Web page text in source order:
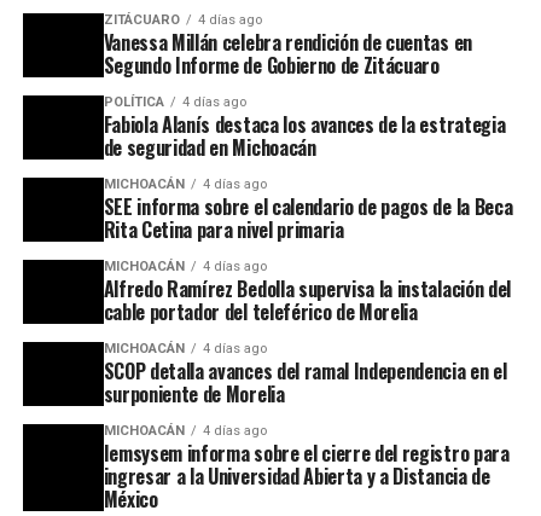
ZITÁCUARO 4 días ago
Vanessa Millán celebra rendición de cuentas en
Segundo Informe de Gobierno de Zitácuaro
POLÍTICA 4 días ago
Fabiola Alanís destaca los avances de la estrategia
de seguridad en Michoacán
MICHOACÁN 4 días ago
SEE informa sobre el calendario de pagos de la Beca
Rita Cetina para nivel primaria
MICHOACÁN 4 días ago
Alfredo Ramírez Bedolla supervisa la instalación del
cable portador del teleférico de Morelia
MICHOACÁN 4 días ago
SCOP detalla avances del ramal Independencia en el
surponiente de Morelia
MICHOACÁN 4 días ago
Iemsysem informa sobre el cierre del registro para
ingresar a la Universidad Abierta y a Distancia de
México